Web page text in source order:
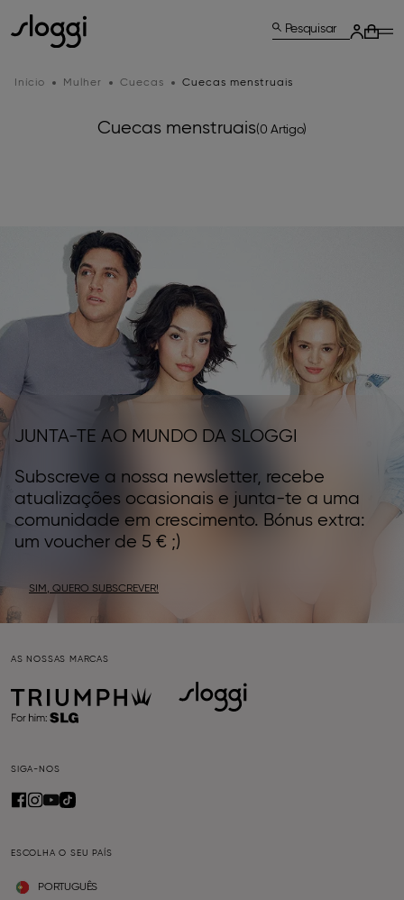
Pesquisar
Início Mulher Cuecas Cuecas menstruais
Cuecas menstruais(0 Artigo)
JUNTA-TE AO MUNDO DA SLOGGI
Subscreve a nossa newsletter, recebe
atualizações ocasionais e junta-te a uma
comunidade em crescimento. Bónus extra:
um voucher de 5 € ;)
SIM, QUERO SUBSCREVER!
AS NOSSAS MARCAS
SIGA-NOS
ESCOLHA O SEU PAÍS
PORTUGUÊS